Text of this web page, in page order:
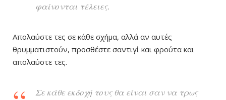
φαίνονται τέλειες.
Απολαύστε τες σε κάθε σχήμα, αλλά αν αυτές
θρυμματιστούν, προσθέστε σαντιγί και φρούτα και
απολαύστε τες.
Σε κάθε εκδοχή τους θα είναι σαν να τρως